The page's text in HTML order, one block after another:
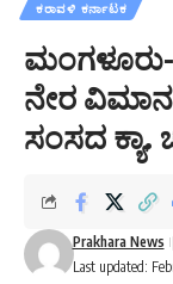
ಕರಾವಳಿ ಕರ್ನಾಟಕ
ನೇರ
ಸಂಸದ
Last updated:
Prakhara News